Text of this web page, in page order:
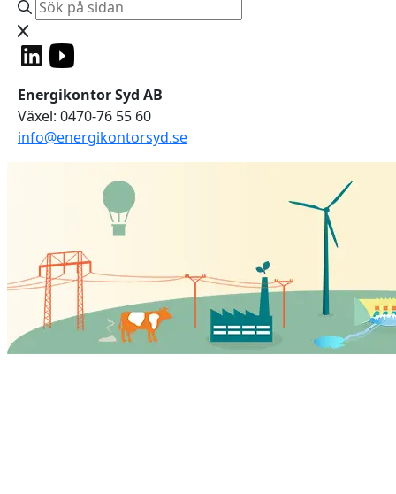
Energikontor Syd AB
Växel: 0470-76 55 60
info@energikontorsyd.se